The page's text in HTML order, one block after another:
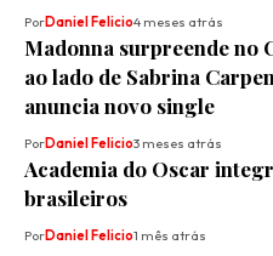
PorDaniel Felicio4 meses atrás
Madonna surpreende no
ao lado de Sabrina
anuncia novo single
PorDaniel Felicio3 meses atrás
Academia do Oscar
brasileiros
PorDaniel Felicio1 mês atrás